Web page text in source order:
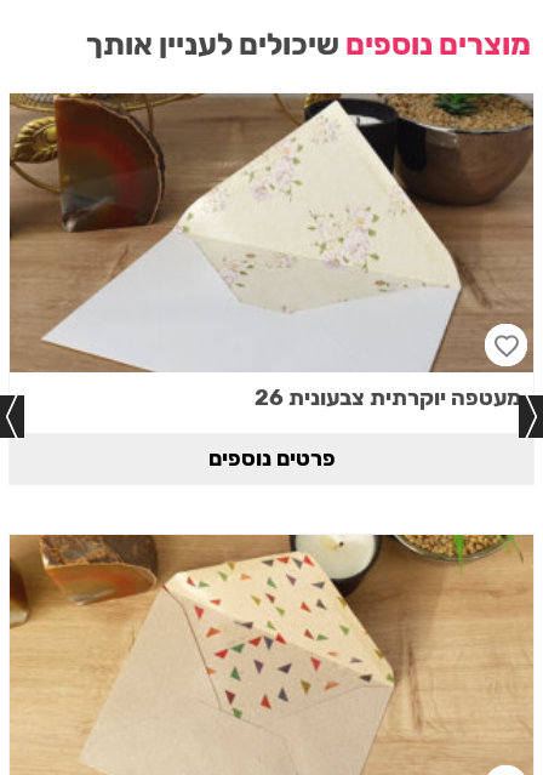
מוצרים נוספים שיכולים לעניין אותך
מעטפה יוקרתית צבעונית 26
פרטים נוספים